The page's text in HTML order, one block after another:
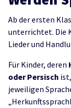
Ab der ersten
unterrichtet. Die
Lieder und
Für Kinder, deren
oder Persisch
jeweiligen